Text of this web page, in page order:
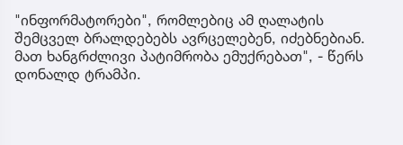
"ინფორმატორები", რომლებიც ამ ღალატის
შემცველ ბრალდებებს ავრცელებენ, იძებნებიან.
მათ ხანგრძლივი პატიმრობა ემუქრებათ", - წერს
დონალდ ტრამპი.